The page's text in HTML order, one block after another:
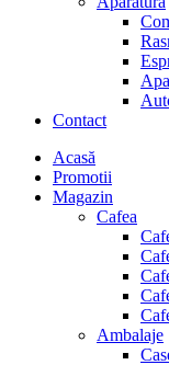
Contact
Menu
Acasă
Promotii
Magazin
Cafea
Ambalaje